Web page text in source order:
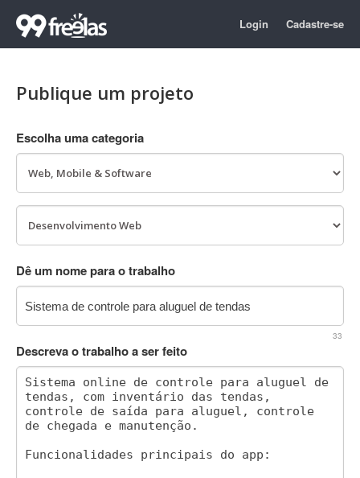
Login Cadastre-se
Publique um projeto
Escolha uma categoria
Dê um nome para o trabalho
33
Descreva o trabalho a ser feito